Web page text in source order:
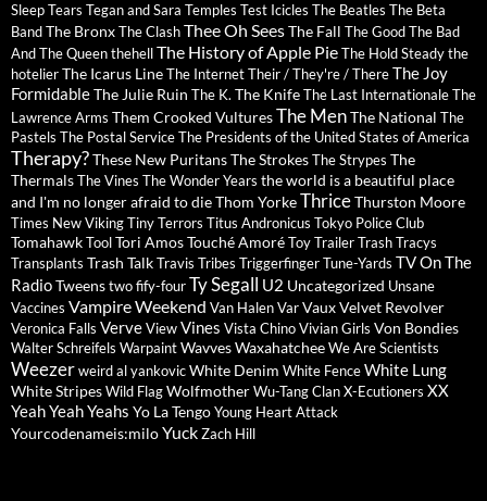
SleepTears Tegan and Sara Temples Test Icicles The Beatles The Beta
BandThe BronxThe ClashThee Oh SeesThe Fall The Good The Bad
And The QueenthehellThe History of Apple PieThe Hold Steadythe
hotelierThe Icarus LineThe InternetTheir / They're / ThereThe Joy
FormidableThe Julie Ruin The K. The KnifeThe Last InternationaleThe
Lawrence Arms Them Crooked VulturesThe MenThe National The
Pastels The Postal ServiceThe Presidents of the United States of America
Therapy?These New PuritansThe StrokesThe Strypes The
ThermalsThe Vines The Wonder Years the world is a beautiful place
and I'm no longer afraid to dieThom YorkeThriceThurston Moore
Times New VikingTiny Terrors Titus Andronicus Tokyo Police Club
TomahawkToolTori AmosTouché AmoréToyTrailer Trash Tracys
Transplants Trash TalkTravis Tribes TriggerfingerTune-Yards TV On The
RadioTweenstwo fify-fourTy Segall U2 Uncategorized Unsane
Vaccines Vampire Weekend Van HalenVarVauxVelvet Revolver
Veronica Falls VerveViewVines Vista ChinoVivian Girls Von Bondies
Walter Schreifels WarpaintWavvesWaxahatcheeWe Are Scientists
Weezerweird al yankovicWhite Denim White FenceWhite Lung
White StripesWild FlagWolfmotherWu-Tang ClanX-Ecutioners XX
Yeah Yeah Yeahs Yo La TengoYoung Heart Attack
Yourcodenameis:miloYuckZach Hill